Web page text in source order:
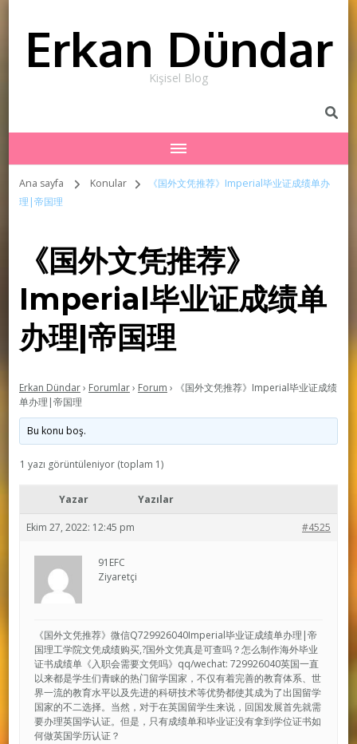
Erkan Dündar
Kişisel Blog
Ana sayfa Konular
《国外文凭推荐》Imperial毕业证成绩单办
理|帝国理
《国外文凭推荐》
Imperial毕业证成绩单
办理|帝国理
Erkan Dündar› Forumlar› Forum ›
《国外文凭推荐》Imperial毕业证成绩
单办理|帝国理
Bu konu boş.
1 yazı görüntüleniyor (toplam 1)
Yazar Yazılar
Ekim 27, 2022: 12:45 pm #4525
91EFC
Ziyaretçi
《国外文凭推荐》微信Q729926040Imperial毕业证成绩单办理|帝
国理工学院文凭成绩购买,?国外文凭真是可查吗？怎么制作海外毕业
证书成绩单《入职会需要文凭吗》qq/wechat: 729926040英国一直
以来都是学生们青睐的热门留学国家，不仅有着完善的教育体系、世
界一流的教育水平以及先进的科研技术等优势都使其成为了出国留学
国家的不二选择。当然，对于在英国留学生来说，回国发展首先就需
要办理英国学认证。但是，只有成绩单和毕业证没有拿到学位证书如
何做英国学历认证？